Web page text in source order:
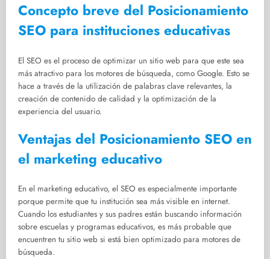
Concepto breve del Posicionamiento
SEO para instituciones educativas
El SEO es el proceso de optimizar un sitio web para que este sea
más atractivo para los motores de búsqueda, como Google. Esto se
hace a través de la utilización de palabras clave relevantes, la
creación de contenido de calidad y la optimización de la
experiencia del usuario.
Ventajas del Posicionamiento SEO en
el marketing educativo
En el marketing educativo, el SEO es especialmente importante
porque permite que tu institución sea más visible en internet.
Cuando los estudiantes y sus padres están buscando información
sobre escuelas y programas educativos, es más probable que
encuentren tu sitio web si está bien optimizado para motores de
búsqueda.